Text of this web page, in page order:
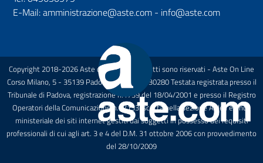
E-Mail: amministrazione@aste.com - info@aste.com
Copyright 2018-2026 Aste on Line Tutti i diritti sono riservati - Aste On Line
Corso Milano, 5 - 35139 Padova P.I.: 02678730280 Testata registrata presso il
Tribunale di Padova, registrazione n.1739 del 18/04/2001 e presso il Registro
Operatori della Comunicazione n.27133 Iscritta nella sezione A dell'elenco
ministeriale dei siti internet gestiti dai soggetti in possesso dei requisiti
professionali di cui agli art. 3 e 4 del D.M. 31 ottobre 2006 con provvedimento
del 28/10/2009